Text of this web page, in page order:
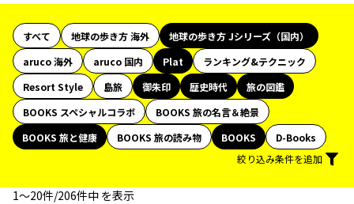
すべて 地球の歩き方 海外
地球の歩き方 Jシリーズ（国内）
aruco 海外
aruco 国内 Plat
ランキング&テクニック
Resort Style
島旅 御朱印 歴史時代
旅の図鑑
BOOKS スペシャルコラボ
BOOKS 旅の名言＆絶景
BOOKS 旅と健康
BOOKS 旅の読み物 BOOKS
D-Books
絞り込み条件を追加
1〜20件/206件中 を表示